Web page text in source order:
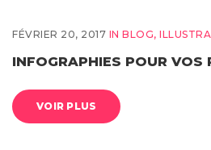
FÉVRIER 20, 2017 IN BLOG,
INFOGRAPHIES POUR VOS
VOIR PLUS